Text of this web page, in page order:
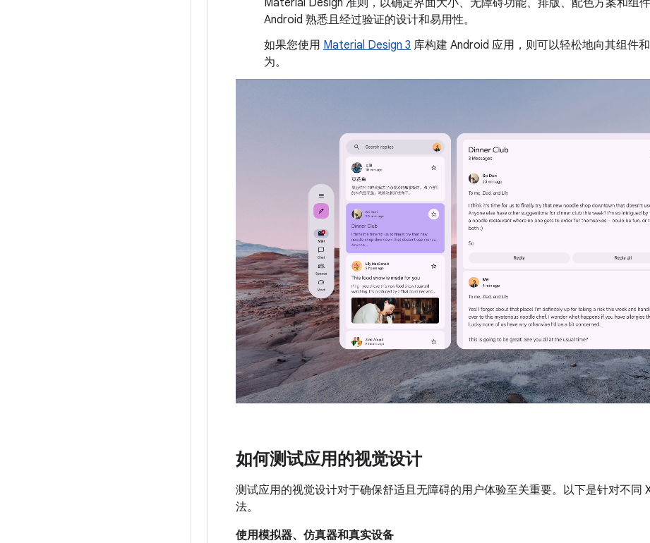
Material Design 准则，以确定界面大小、无障碍功能、排版、配色方案和组
Android 熟悉且经过验证的设计和易用性。
如果您使用 Material Design 3 库构建 Android 应用，则可以轻松地向其组件
为。
如何测试应用的视觉设计
测试应用的视觉设计对于确保舒适且无障碍的用户体验至关重要。以下是针对不同
法。
使用模拟器、仿真器和真实设备